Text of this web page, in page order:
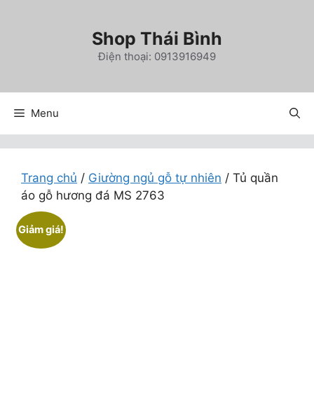
Shop Thái Bình
Điện thoại: 0913916949
Menu
Trang chủ / Giường ngủ gỗ tự nhiên / Tủ quần
áo gỗ hương đá MS 2763
Giảm giá!